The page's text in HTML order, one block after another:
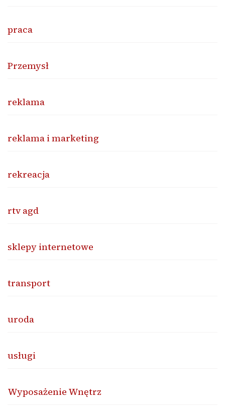
praca
Przemysł
reklama
reklama i marketing
rekreacja
rtv agd
sklepy internetowe
transport
uroda
usługi
Wyposażenie Wnętrz